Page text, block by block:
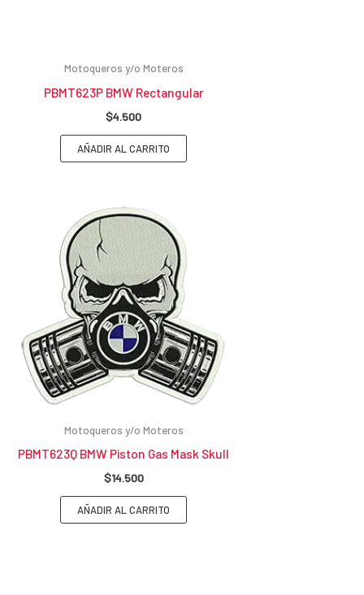
Motoqueros y/o Moteros
PBMT623P BMW Rectangular
$4.500
AÑADIR AL CARRITO
Motoqueros y/o Moteros
PBMT623Q BMW Piston Gas Mask Skull
$14.500
AÑADIR AL CARRITO